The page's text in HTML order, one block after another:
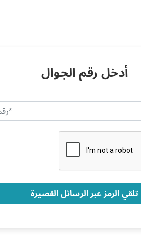
أدخل رقم الجوال
تلقي الرمز عبر الرسائل القصيرة